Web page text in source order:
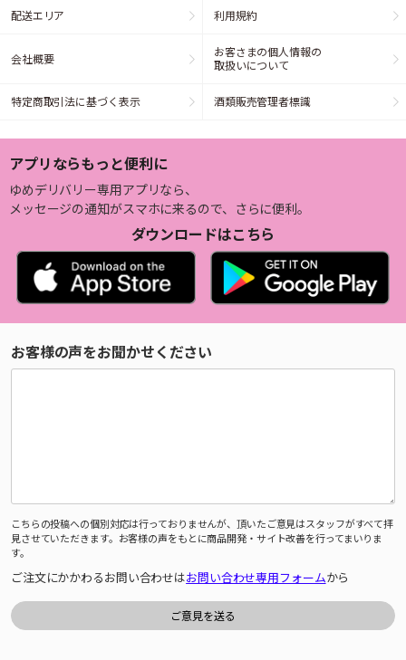
配送エリア 利用規約
会社概要
お客さまの個人情報の
取扱いについて
特定商取引法に基づく表示 酒類販売管理者標識
アプリならもっと便利に
ゆめデリバリー専用アプリなら、
メッセージの通知がスマホに来るので、さらに便利。
ダウンロードはこちら
お客様の声をお聞かせください
こちらの投稿への個別対応は行っておりませんが、頂いたご意見はスタッフがすべて拝
見させていただきます。お客様の声をもとに商品開発・サイト改善を行ってまいりま
す。
ご注文にかかわるお問い合わせはお問い合わせ専用フォームから